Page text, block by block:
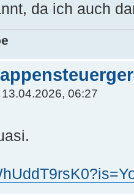
da ich auch
13.04.2026, 06:27